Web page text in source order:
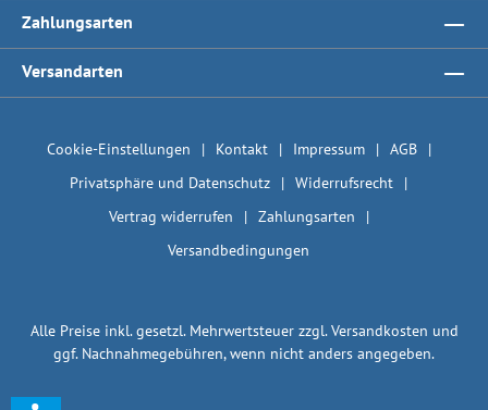
Zahlungsarten
Versandarten
Cookie-Einstellungen Kontakt Impressum
AGB
Privatsphäre und Datenschutz
Widerrufsrecht
Vertrag widerrufen
Zahlungsarten
Versandbedingungen
Alle Preise inkl. gesetzl. Mehrwertsteuer zzgl.Versandkosten und
ggf. Nachnahmegebühren, wenn nicht anders angegeben.